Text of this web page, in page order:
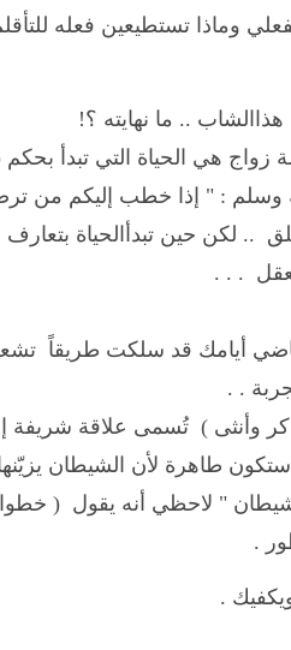
وماذا تستطيعين فعله
.. ما نهايته ؟!
زواج هي الحياة التي تبدأ
وسلم : " إذا خطب إليكم من
.. لكن حين تبدأالحياة
. . .
أيامك قد سلكت طريقاً
. .
وأنثى ) تُسمى علاقة شريفة
ستكون طاهرة لأن الشيطان
الشيطان " لاحظي أنه يقول (
.
.